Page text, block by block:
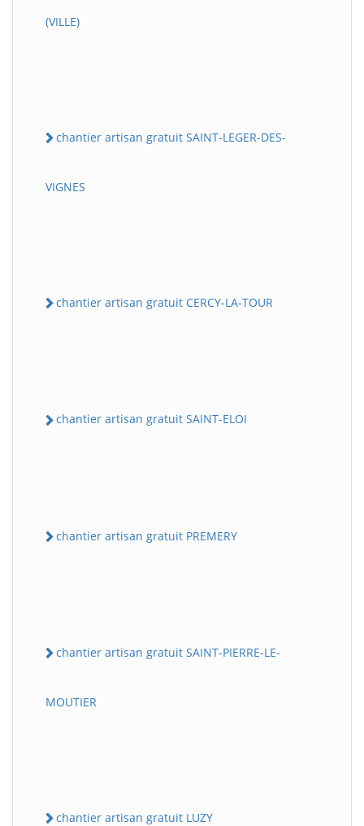
(VILLE)
chantier artisan gratuit SAINT-LEGER-DES-
VIGNES
chantier artisan gratuit CERCY-LA-TOUR
chantier artisan gratuit SAINT-ELOI
chantier artisan gratuit PREMERY
chantier artisan gratuit SAINT-PIERRE-LE-
MOUTIER
chantier artisan gratuit LUZY